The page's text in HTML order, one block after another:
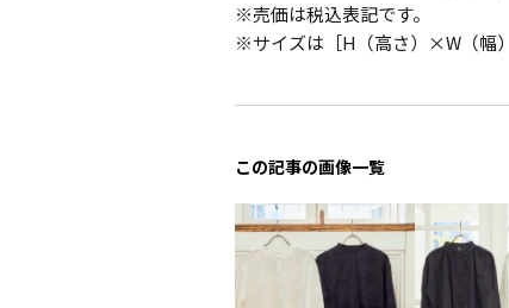
※売価は税込表記です。
※サイズは［H（高さ）×W（幅
この記事の画像一覧